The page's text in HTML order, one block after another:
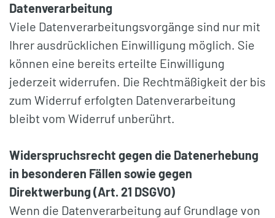
Datenverarbeitung
Viele Datenverarbeitungsvorgänge sind nur mit
Ihrer ausdrücklichen Einwilligung möglich. Sie
können eine bereits erteilte Einwilligung
jederzeit widerrufen. Die Rechtmäßigkeit der bis
zum Widerruf erfolgten Datenverarbeitung
bleibt vom Widerruf unberührt.
Widerspruchsrecht gegen die Datenerhebung
in besonderen Fällen sowie gegen
Direktwerbung (Art. 21 DSGVO)
Wenn die Datenverarbeitung auf Grundlage von